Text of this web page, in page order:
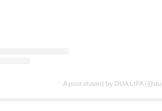
A post shared by DUA LIPA